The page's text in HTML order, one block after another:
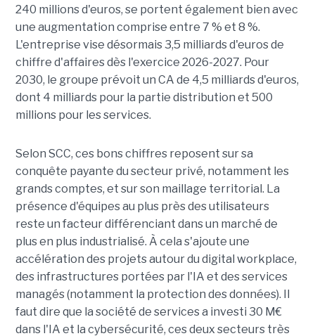
240 millions d'euros, se portent également bien avec
une augmentation comprise entre 7 % et 8 %.
L'entreprise vise désormais 3,5 milliards d'euros de
chiffre d'affaires dès l'exercice 2026-2027. Pour
2030, le groupe prévoit un CA de 4,5 milliards d'euros,
dont 4 milliards pour la partie distribution et 500
millions pour les services.
Selon SCC, ces bons chiffres reposent sur sa
conquête payante du secteur privé, notamment les
grands comptes, et sur son maillage territorial. La
présence d'équipes au plus près des utilisateurs
reste un facteur différenciant dans un marché de
plus en plus industrialisé. À cela s'ajoute une
accélération des projets autour du digital workplace,
des infrastructures portées par l'IA et des services
managés (notamment la protection des données). Il
faut dire que la société de services a investi 30 M€
dans l'IA et la cybersécurité, ces deux secteurs très